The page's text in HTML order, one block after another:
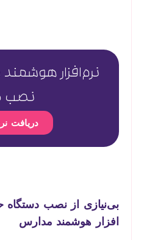
نرم‌افزار
نصب
دریافت
بی‌نیازی از نصب دستگاه
افزار هوشمند مدارس